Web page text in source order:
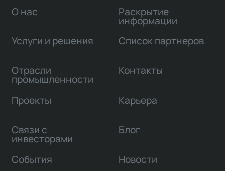
О нас
Услуги и решения
Отрасли
промышленности
Проекты
Связи с
инвесторами
Раскрытие
информации
Список партнеров
Контакты
Карьера
Блог
События Новости